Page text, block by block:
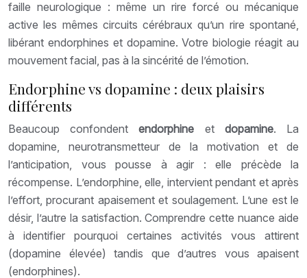
faille neurologique : même un rire forcé ou mécanique
active les mêmes circuits cérébraux qu’un rire spontané,
libérant endorphines et dopamine. Votre biologie réagit au
mouvement facial, pas à la sincérité de l’émotion.
Endorphine vs dopamine : deux plaisirs
différents
Beaucoup confondentendorphine et dopamine. La
dopamine, neurotransmetteur de la motivation et de
l’anticipation, vous pousse à agir : elle précède la
récompense. L’endorphine, elle, intervient pendant et après
l’effort, procurant apaisement et soulagement. L’une est le
désir, l’autre la satisfaction. Comprendre cette nuance aide
à identifier pourquoi certaines activités vous attirent
(dopamine élevée) tandis que d’autres vous apaisent
(endorphines).